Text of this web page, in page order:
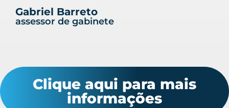
Gabriel Barreto
assessor de gabinete
Clique aqui para mais
informações